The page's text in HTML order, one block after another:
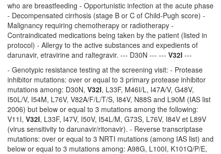
who are breastfeeding - Opportunistic infection at the acute phase
- Decompensated cirrhosis (stage B or C of Child-Pugh score) -
Malignancy requiring chemotherapy or radiotherapy -
Contraindicated medications being taken by the patient (listed in
protocol) - Allergy to the active substances and expedients of
darunavir, etravirine and raltegravir. --- D30N --- --- V32I ---
- Genotypic resistance testing at the screening visit: - Protease
inhibitor mutations: over or equal to 3 primary protease inhibitor
mutations among: D30N, V32I, L33F, M46I/L, I47A/V, G48V,
I50L/V, I54M, L76V, V82A/F/L/T/S, I84V, N88S and L90M (IAS list
2006) but below or equal to 3 mutations among the following:
V11I, V32I, L33F, I47V, I50V, I54L/M, G73S, L76V, I84V et L89V
(virus sensitivity to darunavir/ritonavir). - Reverse transcriptase
mutations: over or equal to 3 NRTI mutations (among IAS list) and
below or equal to 3 mutations among: A98G, L100I, K101Q/P/E,